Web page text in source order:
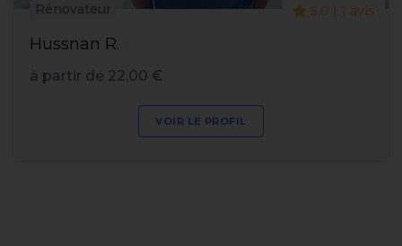
Hussnan R.
Rénovateur 5.0 | 1 avis
à partir de 22,00 €
VOIR LE PROFIL